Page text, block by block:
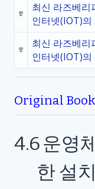
최신 라즈베
인터넷(IOT)의
최신 라즈베
인터넷(IOT)의
Original
4.6운영
한 설치